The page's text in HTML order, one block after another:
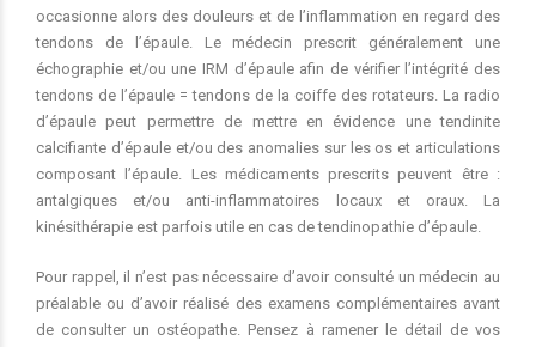
occasionne alors des douleurs et de l’inflammation en regard des
tendons de l’épaule. Le médecin prescrit généralement une
échographie et/ou une IRM d’épaule afin de vérifier l’intégrité des
tendons de l’épaule = tendons de la coiffe des rotateurs. La radio
d’épaule peut permettre de mettre en évidence une tendinite
calcifiante d’épaule et/ou des anomalies sur les os et articulations
composant l’épaule. Les médicaments prescrits peuvent être :
antalgiques et/ou anti-inflammatoires locaux et oraux. La
kinésithérapie est parfois utile en cas de tendinopathie d’épaule.
Pour rappel, il n’est pas nécessaire d’avoir consulté un médecin au
préalable ou d’avoir réalisé des examens complémentaires avant
de consulter un ostéopathe. Pensez à ramener le détail de vos